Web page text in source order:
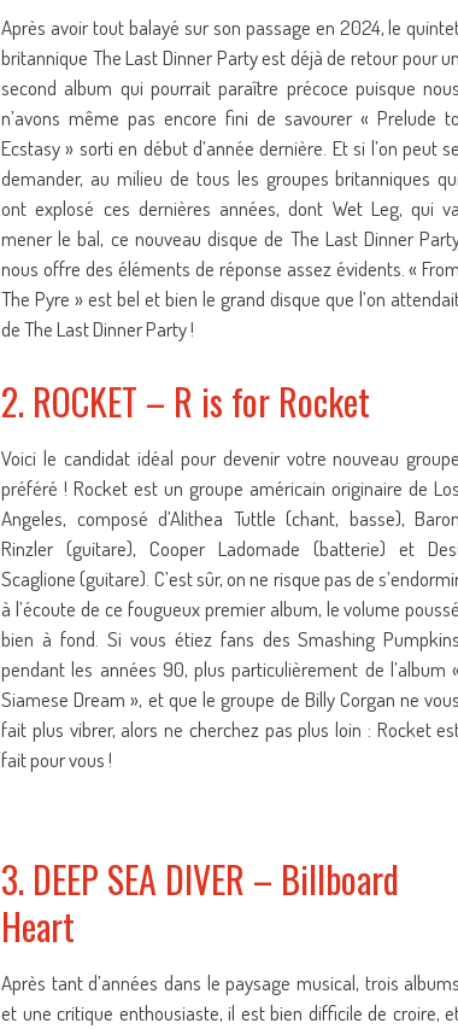
Après avoir tout balayé sur son passage en 2024, le
britannique The Last Dinner Party est déjà de retour pour un
second album qui pourrait paraître précoce puisque nous
n’avons même pas encore fini de savourer « Prelude to
Ecstasy » sorti en début d’année dernière. Et si l’on peut se
demander, au milieu de tous les groupes britanniques
ont explosé ces dernières années, dont Wet Leg, qui va
mener le bal, ce nouveau disque de The Last Dinner
nous offre des éléments de réponse assez évidents. « From
The Pyre » est bel et bien le grand disque que l’on
de The Last Dinner Party !
2. ROCKET – R is for Rocket
Voici le candidat idéal pour devenir votre nouveau groupe
préféré ! Rocket est un groupe américain originaire de Los
Angeles, composé d’Alithea Tuttle (chant, basse), Baron
Rinzler (guitare), Cooper Ladomade (batterie) et
Scaglione (guitare). C’est sûr, on ne risque pas de
à l’écoute de ce fougueux premier album, le volume poussé
bien à fond. Si vous étiez fans des Smashing Pumpkins
pendant les années 90, plus particulièrement de l’album
Siamese Dream », et que le groupe de Billy Corgan ne vous
fait plus vibrer, alors ne cherchez pas plus loin : Rocket
fait pour vous !
3. DEEP SEA DIVER – Billboard
Heart
Après tant d’années dans le paysage musical, trois albums
et une critique enthousiaste, il est bien difficile de croire,